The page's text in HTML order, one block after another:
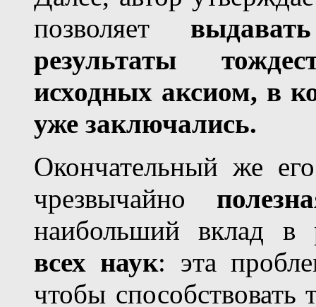
позволяет
результаты
исходных аксиом, в
уже заключались.
Окончательный же
чрезвычайно
наибольший вклад
всех наук: эта
чтобы способствовать